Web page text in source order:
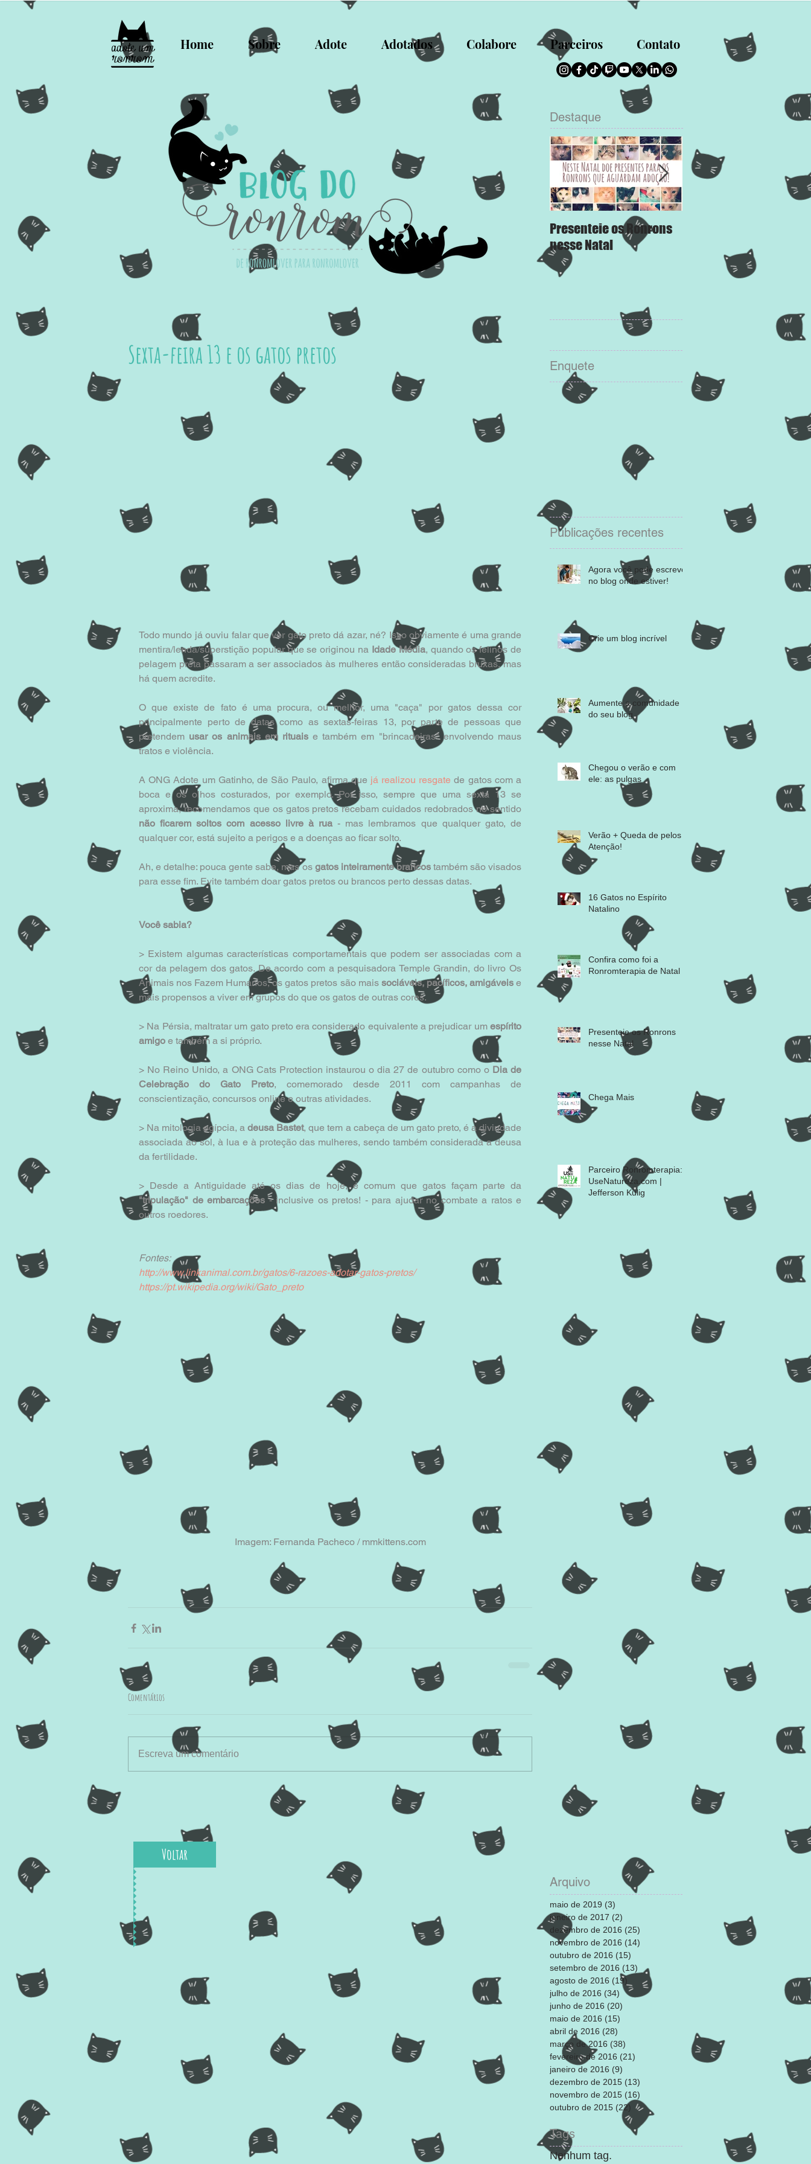
Home Sobre Adote Adotados Colabore Parceiros Contato
Destaque
Presenteie os Ronrons
nesse Natal
Sexta-feira 13 e os gatos pretos
Todo mundo já ouviu falar que ver gato preto dá azar, né? Isso obviamente é uma grande
mentira/lenda/superstição popular que se originou na Idade Média, quando os felinos de
pelagem preta passaram a ser associados às mulheres então consideradas bruxas, mas
há quem acredite.
O que existe de fato é uma procura, ou melhor, uma "caça" por gatos dessa cor
principalmente perto de datas como as sextas-feiras 13, por parte de pessoas que
pretendem usar os animais em rituais e também em "brincadeiras" envolvendo maus
tratos e violência.
A ONG Adote um Gatinho, de São Paulo, afirma que já realizou resgate de gatos com a
boca e os olhos costurados, por exemplo. Por isso, sempre que uma sexta 13 se
não ficarem soltos com acesso livre à rua - mas lembramos que qualquer gato, de
qualquer cor, está sujeito a perigos e a doenças ao ficar solto.
Ah, e detalhe: pouca gente sabe, mas os gatos inteiramente brancos também são visados
para esse fim. Evite também doar gatos pretos ou brancos perto dessas datas.
Você sabia?
> Existem algumas características comportamentais que podem ser associadas com a
cor da pelagem dos gatos. De acordo com a pesquisadora Temple Grandin, do livro Os
Animais nos Fazem Humanos, os gatos pretos são mais sociáveis, pacíficos, amigáveis e
mais propensos a viver em grupos do que os gatos de outras cores.
> Na Pérsia, maltratar um gato preto era considerado equivalente a prejudicar um espírito
amigo e também a si próprio.
> No Reino Unido, a ONG Cats Protection instaurou o dia 27 de outubro como o Dia de
Celebração do Gato Preto, comemorado desde 2011 com campanhas de
conscientização, concursos online e outras atividades.
> Na mitologia egípcia, a deusa Bastet, que tem a cabeça de um gato preto, é a divindade
associada ao sol, à lua e à proteção das mulheres, sendo também considerada a deusa
da fertilidade.
"tripulação" de embarcações - inclusive os pretos! - para ajudar no combate a ratos e
outros roedores.
Fontes:
http://www.linkanimal.com.br/gatos/6-razoes-adotar-gatos-pretos/
https://pt.wikipedia.org/wiki/Gato_preto
Imagem: Fernanda Pacheco / mmkittens.com
Comentários
Escreva um comentário
Voltar
Enquete
Publicações recentes
Agora você pode escrever
no blog onde estiver!
Crie um blog incrível
Aumente a comunidade
do seu blog
Chegou o verão e com
ele: as pulgas
Verão + Queda de pelos =
Atenção!
16 Gatos no Espírito
Natalino
Confira como foi a
Ronromterapia de Natal
Presenteie os Ronrons
nesse Natal
Chega Mais
Parceiro Ronromterapia:
UseNatureza.com |
Jefferson Kulig
Arquivo
maio de 2019 (3)
janeiro de 2017 (2)
dezembro de 2016 (25)
novembro de 2016 (14)
outubro de 2016 (15)
setembro de 2016 (13) 13 posts
agosto de 2016 (19)
19 posts
julho de 2016 (34) 34 posts
junho de 2016 (20)
maio de 2016 (15)
abril de 2016 (28)
março de 2016 (38)
fevereiro de 2016 (21)
janeiro de 2016 (9)
dezembro de 2015 (13)
novembro de 2015 (16)
outubro de 2015 (22) 22 posts
Tags
Nenhum tag.